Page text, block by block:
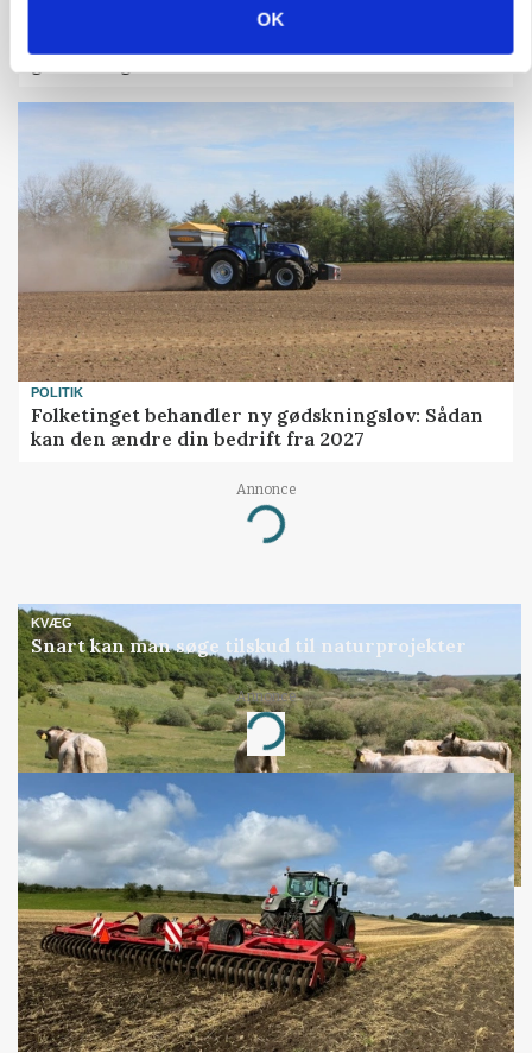
OK
»Nu stopper I«: Landbrugsdebattør og
gødskningslov
POLITIK
Folketinget behandler ny gødskningslov: Sådan
kan den ændre din bedrift fra 2027
Annonce
Loading...
KVÆG
Snart kan man søge tilskud til naturprojekter
Annonce
Loading...